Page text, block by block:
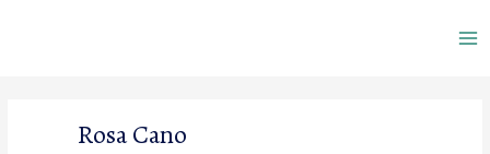
Rosa Cano